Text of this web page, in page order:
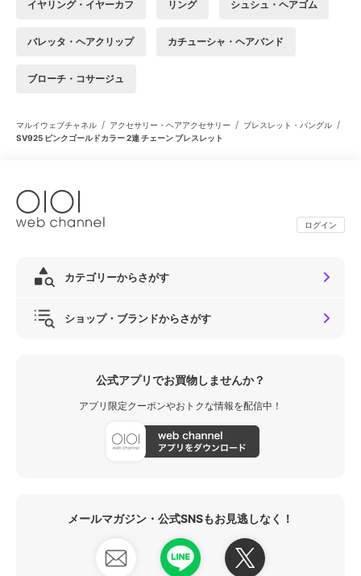
イヤリング・イヤーカフ リング シュシュ・ヘアゴム
バレッタ・ヘアクリップ カチューシャ・ヘアバンド
ブローチ・コサージュ
マルイウェブチャネル / アクセサリー・ヘアアクセサリー / ブレスレット・バングル /
SV925 ピンクゴールドカラー 2連 チェーン ブレスレット
ログイン
カテゴリーからさがす
ショップ・ブランドからさがす
公式アプリでお買物しませんか？
アプリ限定クーポンやおトクな情報を配信中！
メールマガジン・公式SNSもお見逃しなく！